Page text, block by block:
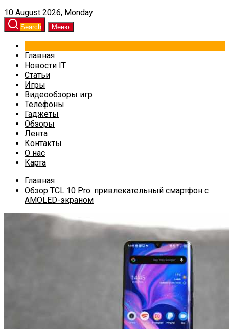
10 August 2026, Monday
Search Меню
Главная
Новости IT
Статьи
Игры
Видеообзоры игр
Телефоны
Гаджеты
Обзоры
Лента
Контакты
О нас
Карта
Главная
Обзор TCL 10 Pro: привлекательный смартфон с
AMOLED-экраном